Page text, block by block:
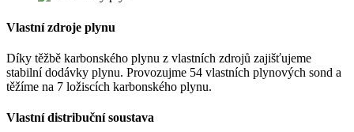
Vlastní zdroje plynu
Díky těžbě karbonského plynu z vlastních zdrojů zajišťujeme
stabilní dodávky plynu. Provozujme 54 vlastních plynových sond a
těžíme na 7 ložiscích karbonského plynu.
Vlastní distribuční soustava